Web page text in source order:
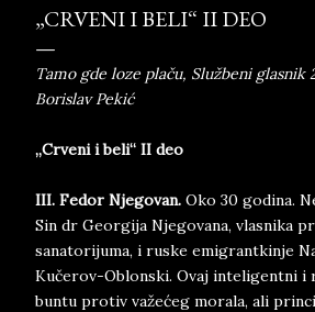
„CRVENI I BELI“ II DEO
Tamo gde loze plaču, Službeni
Borislav Pekić
„Crveni i beli“ II deo
III. Fedor Njegovan. Oko 30 godina.
Sin dr Georgija Njegovana, vlasnika
sanatorijuma, i ruske emigrantkinje
Kučerov-Oblonski. Ovaj inteligentni i
buntu protiv važećeg morala, ali